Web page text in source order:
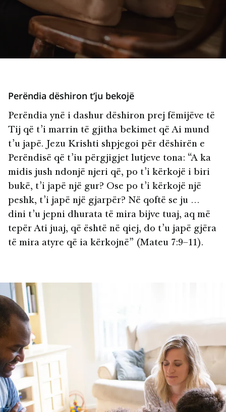
Perëndia dëshiron t’ju bekojë
Perëndia ynë i dashur dëshiron prej fëmijëve të
Tij që t’i marrin të gjitha bekimet që Ai mund
t’u japë. Jezu Krishti shpjegoi për dëshirën e
Perëndisë që t’iu përgjigjet lutjeve tona: “A ka
midis jush ndonjë njeri që, po t’i kërkojë i biri
bukë, t’i japë një gur? Ose po t’i kërkojë një
peshk, t’i japë një gjarpër? Në qoftë se ju …
dini t’u jepni dhurata të mira bijve tuaj, aq më
tepër Ati juaj, që është në qiej, do t’u japë gjëra
të mira atyre që ia kërkojnë” (Mateu 7:9–11).